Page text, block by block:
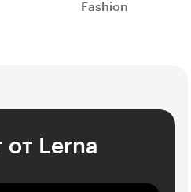
Fashion
Lerna